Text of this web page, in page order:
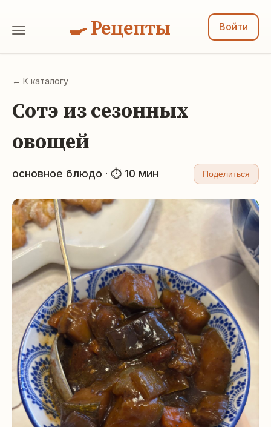
🍳 Рецепты Войти
← К каталогу
Сотэ из сезонных
овощей
основное блюдо · ⏱ 10 мин Поделиться